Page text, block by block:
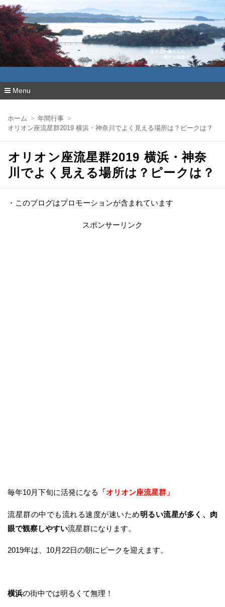
よりよい暮らしに確かな知恵で
Menu
ツ
ホーム
年間行事
オリオン座流星群2019 横浜・神奈川でよく見える場所は？ピークは？
オリオン座流星群2019 横浜・神奈
川でよく見える場所は？ピークは？
・このブログはプロモーションが含まれています
スポンサーリンク
毎年10月下旬に活発になる 「オリオン座流星群」
流星群の中でも流れる速度が速いため明るい流星が多く、肉
眼で観察しやすい流星群になります。
2019年は、10月22日の朝にピークを迎えます。
横浜の街中では明るくて無理！